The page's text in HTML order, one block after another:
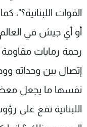
القوات
أو أي جيش في
رحمة رمايات مقاومة
إتصال بين وحداته
نفسها ما يجعل
اللبنانية تقع